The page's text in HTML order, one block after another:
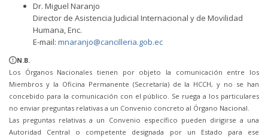
Dr. Miguel Naranjo
Director de Asistencia Judicial Internacional y de Movilidad
Humana, Enc.
E-mail: mnaranjo@cancilleria.gob.ec
N.B.
Los Órganos Nacionales tienen por objeto la comunicación entre los
Miembros y la Oficina Permanente (Secretaría) de la HCCH, y no se han
concebido para la comunicación con el público. Se ruega a los particulares
no enviar preguntas relativas a un Convenio concreto al Órgano Nacional.
Las preguntas relativas a un Convenio específico pueden dirigirse a una
Autoridad Central o competente designada por un Estado para ese